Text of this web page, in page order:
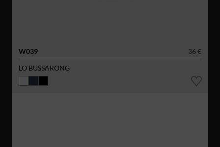
W039
36 €
LO BUSSARONG